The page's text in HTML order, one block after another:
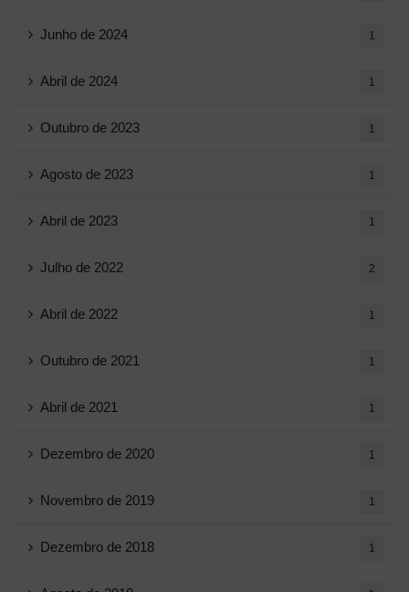
Junho de 2024 1
Abril de 2024 1
Outubro de 2023 1
Agosto de 2023 1
Abril de 2023 1
Julho de 2022 2
Abril de 2022 1
Outubro de 2021 1
Abril de 2021 1
Dezembro de 2020 1
Novembro de 2019 1
Dezembro de 2018 1